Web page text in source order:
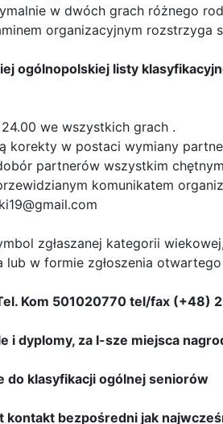
w dwóch grach różnego
organizacyjnym rozstrzyga
ogólnopolskiej listy
24.00 we wszystkich grach .
korekty w postaci wymiany
partnerów wszystkim
komunikatem
zgłaszanej kategorii
w formie zgłoszenia
Kom 501020770 tel/fax (+48)
i dyplomy, za I-sze miejsca
do klasyfikacji ogólnej seniorów
kontakt bezpośredni jak